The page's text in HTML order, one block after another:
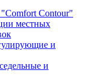
Contour"
местных
и
и